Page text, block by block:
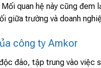
quan hệ này cũng đem
giữa trường và doanh
công ty Amkor
đáo, tập trung vào việc